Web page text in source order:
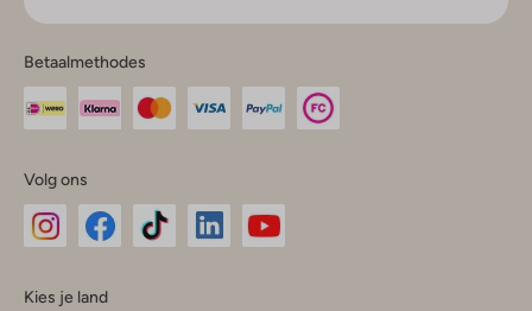
Betaalmethodes
Volg ons
Kies je land